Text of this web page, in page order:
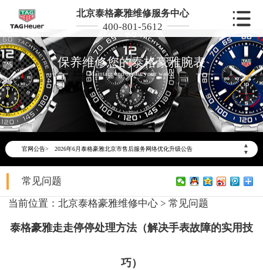
北京泰格豪雅维修服务中心
400-801-5612
保养维修您的泰格豪雅腕表
Maintain and repair your watch
官网公告>
▲
▼
2026年6月泰格豪雅北京市售后服务网络优化升级公告
2026年6月北京市泰格豪雅官方售后客户服务热线：400-801-5612
2026年6月泰格豪雅售后服务中心最新网点地址：
北京市朝阳区建国门外大街甲6号华熙国际中心D座11层1102室泰格豪雅售后服务中心（需提前预约）
常见问题
当前位置： 北京泰格豪雅维修中心 > 常见问题
泰格豪雅走走停停处理方法（解决手表故障的实用技
巧）